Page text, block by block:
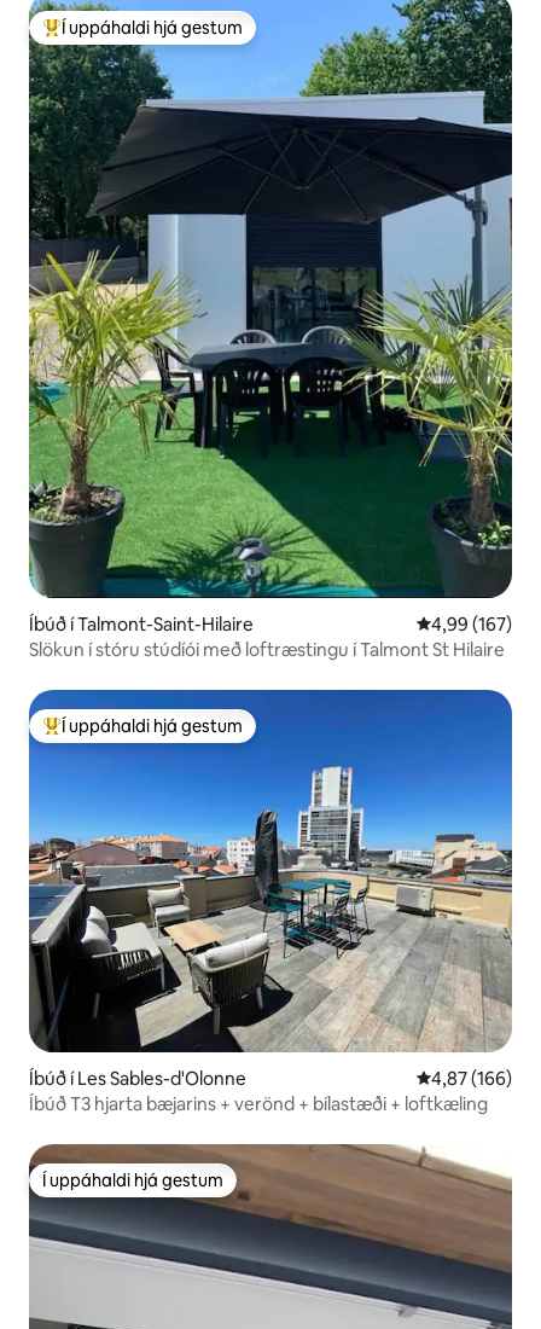
Í mestu uppáhaldi hjá gestum
Í uppáhaldi hjá gestum
Íbúð í Talmont-Saint-Hilaire 4,99 af 5 í
4,99 (167)
Slökun í stóru stúdíói með loftræstingu í Talmont St Hilaire
Í mestu uppáhaldi hjá gestum
Í uppáhaldi hjá gestum
Íbúð í Les Sables-d'Olonne 4,87 af 5 í
4,87 (166)
Íbúð T3 hjarta bæjarins + verönd + bílastæði + loftkæling
Í uppáhaldi hjá gestum
Í uppáhaldi hjá gestum